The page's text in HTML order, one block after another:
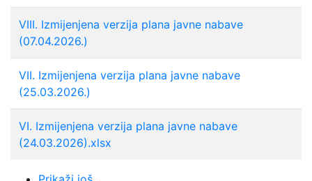
VIII. Izmijenjena verzija plana javne nabave
(07.04.2026.)
VII. Izmijenjena verzija plana javne nabave
(25.03.2026.)
VI. Izmijenjena verzija plana javne nabave
(24.03.2026).xlsx